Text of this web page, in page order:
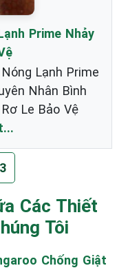
Prime Nhảy
Lạnh Prime
Nhân Bình
Le Bảo Vệ
3
Các Thiết
Tôi
Chống Giật